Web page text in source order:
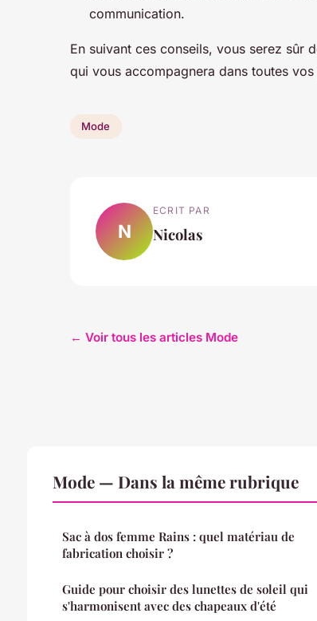
communication.
En suivant ces conseils, vous serez sûr
qui vous accompagnera dans toutes
Mode
N
ECRIT PAR
Nicolas
← Voir tous les articles Mode
Mode — Dans la même rubrique
Sac à dos femme Rains : quel matériau de
fabrication choisir ?
Guide pour choisir des lunettes de soleil qui
s'harmonisent avec des chapeaux d'été